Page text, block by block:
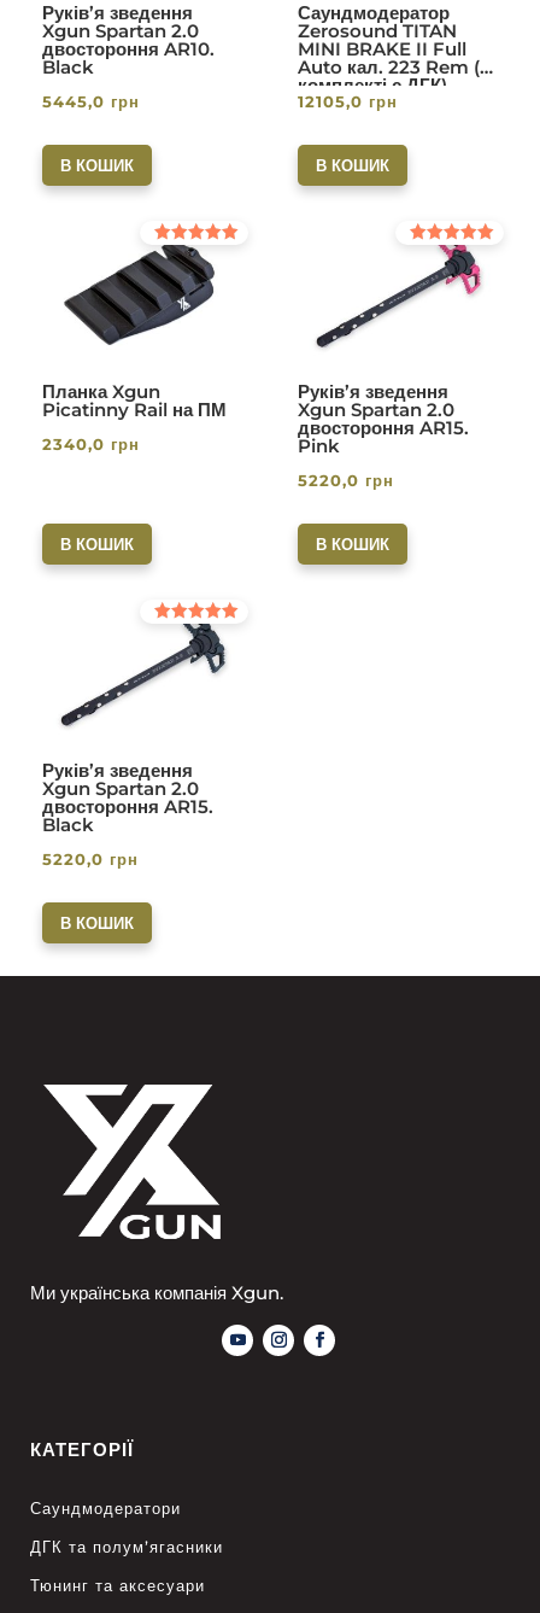
Руків’я зведення
Xgun Spartan 2.0
двостороння AR10.
Black
5445,0 грн
В КОШИК
Саундмодератор
Zerosound TITAN
MINI BRAKE II Full
Auto кал. 223 Rem (в
комплекті с ДГК)
різьба 1/2-28. Вlack
12105,0 грн
В КОШИК
Планка Xgun
Picatinny Rail на ПМ
Оцінено в
5.00
з 5
2340,0 грн
В КОШИК
Руків’я зведення
Xgun Spartan 2.0
двостороння AR15.
Pink
Оцінено в
з 5
5220,0 грн
В КОШИК
Руків’я зведення
Xgun Spartan 2.0
двостороння AR15.
Black
Оцінено в
з 5
5220,0 грн
В КОШИК
Ми українська компанія Xgun.
КАТЕГОРІЇ
Саундмодератори
ДГК та полум’ягасники
Тюнинг та аксесуари